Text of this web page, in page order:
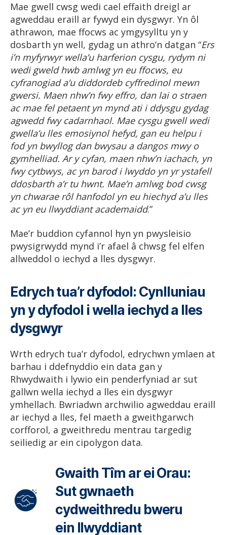
Mae gwell cwsg wedi cael effaith dreigl ar
agweddau eraill ar fywyd ein dysgwyr. Yn ôl
athrawon, mae ffocws ac ymgysylltu yn y
dosbarth yn well, gydag un athro’n datgan “Ers
i’n myfyrwyr wella’u harferion cysgu, rydym ni
wedi gweld hwb amlwg yn eu ffocws, eu
cyfranogiad a’u diddordeb cyffredinol mewn
gwersi. Maen nhw’n fwy effro, dan lai o straen
ac mae fel petaent yn mynd ati i ddysgu gydag
agwedd fwy cadarnhaol. Mae cysgu gwell wedi
gwella’u lles emosiynol hefyd, gan eu helpu i
fod yn bwyllog dan bwysau a dangos mwy o
gymhelliad. Ar y cyfan, maen nhw’n iachach, yn
fwy cytbwys, ac yn barod i lwyddo yn yr ystafell
ddosbarth a’r tu hwnt. Mae’n amlwg bod cwsg
yn chwarae rôl hanfodol yn eu hiechyd a’u lles
ac yn eu llwyddiant academaidd.”
Mae’r buddion cyfannol hyn yn pwysleisio
pwysigrwydd mynd i’r afael â chwsg fel elfen
allweddol o iechyd a lles dysgwyr.
Edrych tua’r dyfodol: Cynlluniau
yn y dyfodol i wella iechyd a lles
dysgwyr
Wrth edrych tua’r dyfodol, edrychwn ymlaen at
barhau i ddefnyddio ein data gan y
Rhwydwaith i lywio ein penderfyniad ar sut
gallwn wella iechyd a lles ein dysgwyr
ymhellach. Bwriadwn archwilio agweddau eraill
ar iechyd a lles, fel maeth a gweithgarwch
corfforol, a gweithredu mentrau targedig
seiliedig ar ein cipolygon data.
Gwaith Tîm ar ei Orau:
Sut gwnaeth
cydweithredu bweru
ein llwyddiant